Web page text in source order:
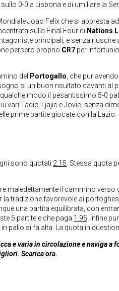
0-0 a Lisbona e di umiliare la
Joao Felix che si appresta ad
sulla Final Four di Nations
principali, e senza riuscire
persero proprio CR7 per
del Portogallo , che pur
si un buon risultato davanti al
modo il pesantissimo 5-0
vari Tadic, Ljajic e Jovic, senza
prime partite giocate con la Lazio.
sono quotati 2.15 . Stessa quota
maledettamente il cammino verso
la tradizione favorevole ai
una partita equilibrata, con
5 partite e che paga 1.95 . Infine
palio si fa alta. La quota in
e varia in circolazione e naviga a
Scarica ora.